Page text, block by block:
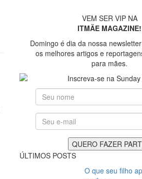
VEM SER VIP NA
ITMÃE MAGAZINE!
Domingo é dia da nossa
os melhores artigos e
para mães.
ÚLTIMOS POSTS
O que seu filho